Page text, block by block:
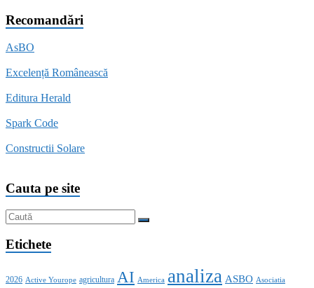
Recomandări
AsBO
Excelență Românească
Editura Herald
Spark Code
Constructii Solare
Cauta pe site
Etichete
2026 Active Yourope agricultura AI America analiza ASBO Asociatia